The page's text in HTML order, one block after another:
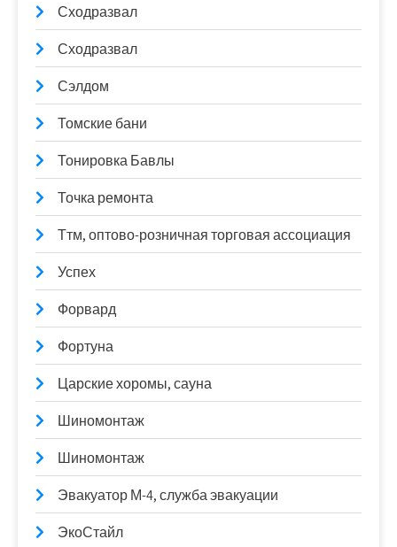
Сходразвал
Сходразвал
Сэлдом
Томские бани
Тонировка Бавлы
Точка ремонта
Ттм, оптово-розничная торговая ассоциация
Успех
Форвард
Фортуна
Царские хоромы, сауна
Шиномонтаж
Шиномонтаж
Эвакуатор М-4, служба эвакуации
ЭкоСтайл